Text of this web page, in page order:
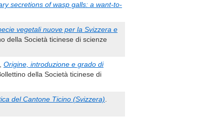
secretions of wasp galls: a want-to-
vegetali nuove per la Svizzera e
della Società ticinese di scienze
Origine, introduzione e grado di
della Società ticinese di
del Cantone Ticino (Svizzera)